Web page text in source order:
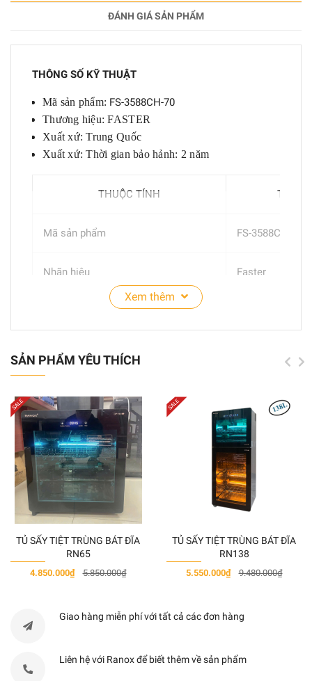
ĐÁNH GIÁ SẢN PHẨM
THÔNG SỐ KỸ THUẬT
Mã sản phẩm: FS-3588CH-70
Thương hiệu: FASTER
Xuất xứ: Trung Quốc
Xuất xứ: Thời gian bảo hảnh: 2 năm
THUỘC TÍNH
Mã sản phẩm FS-3588CH-70
Nhãn hiệu Faster
Chất liệu
Độ ồn <56 dB
Kích thước 70 cm
Số tốc độ hút 4
Dạng điều kiển Cảm ứng
Động cơ 1 Turbin đôi
Công suất tiêu thụ tối đa 95W
Xem thêm
SẢN PHẨM YÊU THÍCH
TỦ SẤY TIỆT TRÙNG BÁT ĐĨA
RN65
4.850.000₫ 5.850.000₫
TỦ SẤY TIỆT TRÙNG BÁT ĐĨA
RN138
5.550.000₫ 9.480.000₫
Giao hàng miễn phí với tất cả các đơn hàng
Liên hệ với Ranox để biết thêm về sản phẩm